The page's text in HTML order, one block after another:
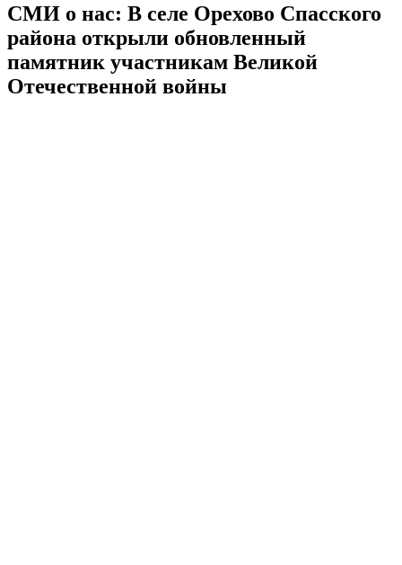
СМИ о нас: В селе Орехово Спасского
района открыли обновленный
памятник участникам Великой
Отечественной войны